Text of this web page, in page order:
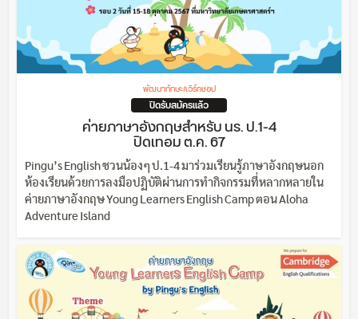
พัฒนาทักษะ/เวิร์กชอป
ปิดรับสมัครแล้ว
ค่ายภาษาอังกฤษสำหรับ นร. ป.1-4
ปิดเทอม ต.ค. 67
Pingu’s English ชวนน้องๆ ป.1-4 มาร่วมเรียนรู้ภาษาอังกฤษนอก
ห้องเรียนด้วยการลงมือปฏิบัติผ่านการทำกิจกรรมที่หลากหลายใน
ค่ายภาษาอังกฤษ Young Learners English Camp ตอน Aloha
Adventure Island